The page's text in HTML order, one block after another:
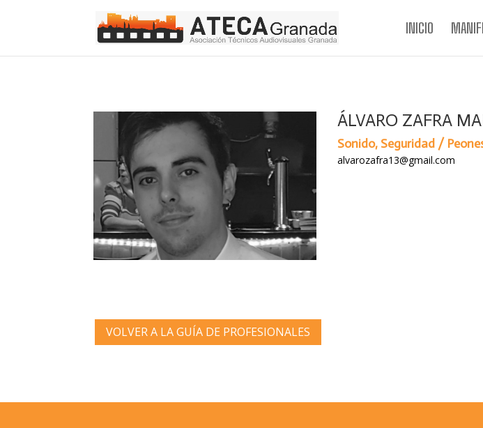
INICIO
ÁLVARO ZAFRA
Sonido, Seguridad /
alvarozafra13@gmail.com
VOLVER A LA GUÍA DE PROFESIONALES